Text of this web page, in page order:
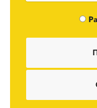
Одноширокие /